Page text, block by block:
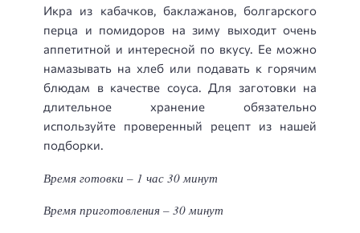
Икра из кабачков, баклажанов, болгарского
перца и помидоров на зиму выходит очень
аппетитной и интересной по вкусу. Ее можно
намазывать на хлеб или подавать к горячим
блюдам в качестве соуса. Для заготовки на
длительное хранение обязательно
используйте проверенный рецепт из нашей
подборки.
Время готовки – 1 час 30 минут
Время приготовления – 30 минут